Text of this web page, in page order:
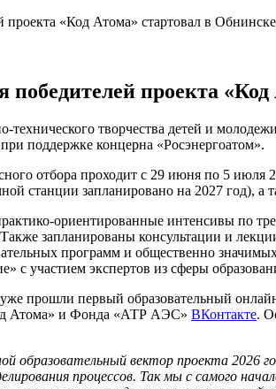
победителей проекта
технического творчества детей и
поддержке концерна «Росэнергоатом».
отбора проходит с 29 июня по 5
станции запланировано на 2027
ориентированные интенсивы по
запланированы консультации и
программ и общественно
с участием экспертов из сферы
прошли первый образовательный
Атома» и Фонда «АТР АЭС» ВКонтакте.
образовательный вектор проекта
процессов. Так мы с самого